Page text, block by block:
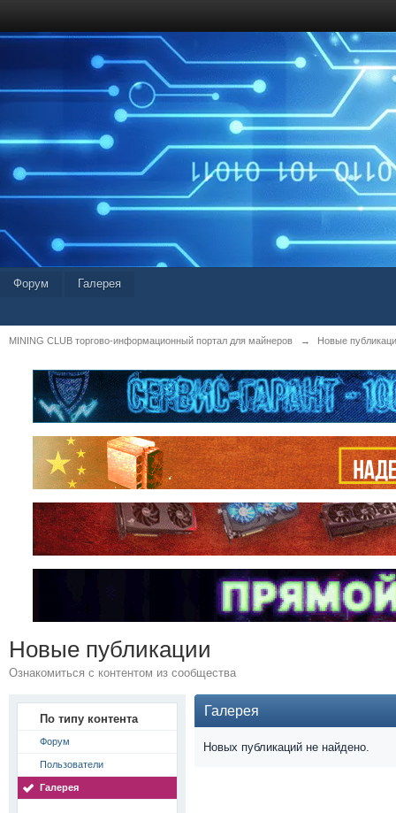
Форум Галерея
MINING CLUB торгово-информационный портал для майнеров → Новые
Новые публикации
Ознакомиться с контентом из сообщества
По типу контента
Форум
Пользователи
Галерея
Галерея
Новых публикаций не найдено.